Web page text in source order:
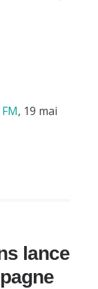
, 19 mai
lance